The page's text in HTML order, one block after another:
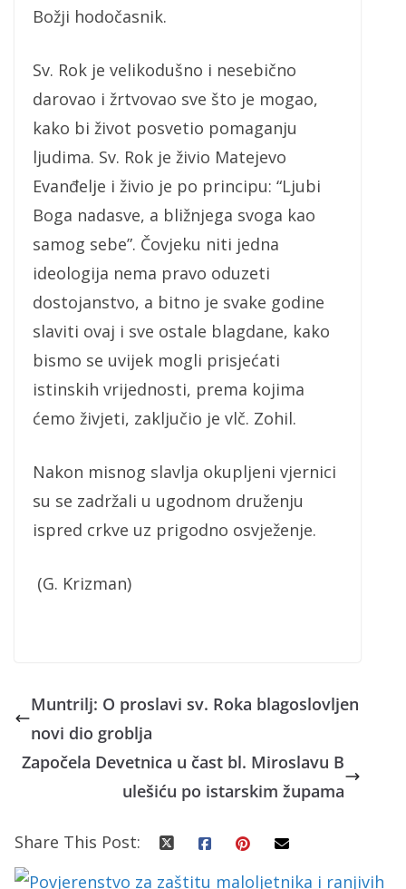
Božji hodočasnik.
Sv. Rok je velikodušno i nesebično
darovao i žrtvovao sve što je mogao,
kako bi život posvetio pomaganju
ljudima. Sv. Rok je živio Matejevo
Evanđelje i živio je po principu: “Ljubi
Boga nadasve, a bližnjega svoga kao
samog sebe”. Čovjeku niti jedna
ideologija nema pravo oduzeti
dostojanstvo, a bitno je svake godine
slaviti ovaj i sve ostale blagdane, kako
bismo se uvijek mogli prisjećati
istinskih vrijednosti, prema kojima
ćemo živjeti, zaključio je vlč. Zohil.
Nakon misnog slavlja okupljeni vjernici
su se zadržali u ugodnom druženju
ispred crkve uz prigodno osvježenje.
(G. Krizman)
Muntrilj: O proslavi sv. Roka blagoslovljen
novi dio groblja
Započela Devetnica u čast bl. Miroslavu B
ulešiću po istarskim župama
Share This Post: